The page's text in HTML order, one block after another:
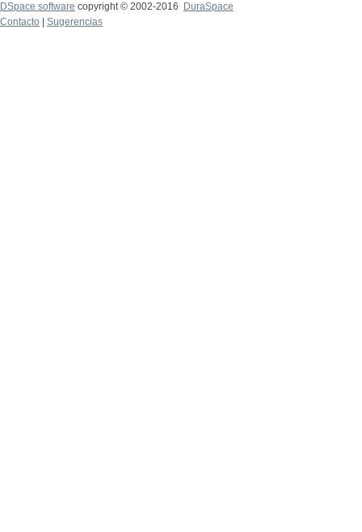
DSpace software copyright © 2002-2016
DuraSpace
Contacto
Sugerencias